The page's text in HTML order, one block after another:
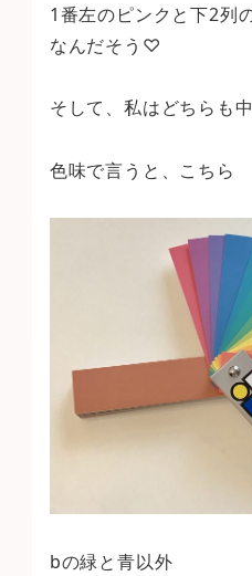
1番左のピンクと下2列
なんだそう♡
そして、私はどちらも
色味で言うと、こちら
bの緑と青以外